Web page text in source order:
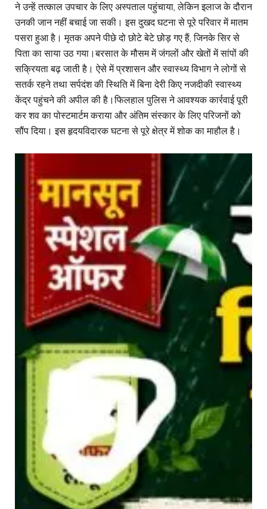
ने उन्हें तत्काल उपचार के लिए अस्पताल पहुंचाया, लेकिन इलाज के दौरान
उनकी जान नहीं बचाई जा सकी। इस दुखद घटना से पूरे परिवार में मातम
पसरा हुआ है। मृतक अपने पीछे दो छोटे बेटे छोड़ गए हैं, जिनके सिर से
पिता का साया उठ गया।बरसात के मौसम में जंगलों और खेतों में सांपों की
सक्रियता बढ़ जाती है। ऐसे में प्रशासन और स्वास्थ्य विभाग ने लोगों से
सतर्क रहने तथा सर्पदंश की स्थिति में बिना देरी किए नजदीकी स्वास्थ्य
केंद्र पहुंचने की अपील की है।फिलहाल पुलिस ने आवश्यक कार्रवाई पूरी
कर शव का पोस्टमार्टम कराया और अंतिम संस्कार के लिए परिजनों को
सौंप दिया। इस हृदयविदारक घटना से पूरे क्षेत्र में शोक का माहौल है।